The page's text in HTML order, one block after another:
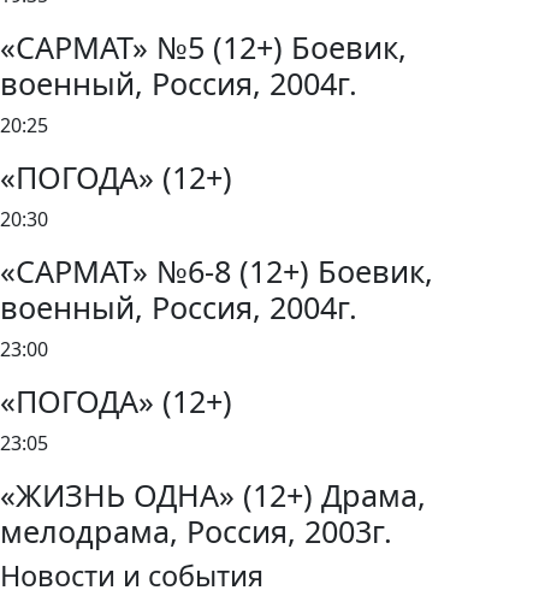
«САРМАТ» №5 (12+) Боевик,
военный, Россия, 2004г.
20:25
«ПОГОДА» (12+)
20:30
«САРМАТ» №6-8 (12+) Боевик,
военный, Россия, 2004г.
23:00
«ПОГОДА» (12+)
23:05
«ЖИЗНЬ ОДНА» (12+) Драма,
мелодрама, Россия, 2003г.
Новости и события